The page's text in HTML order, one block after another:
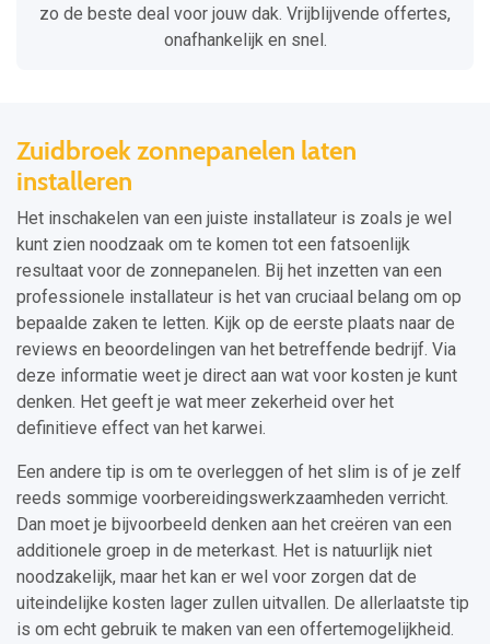
zo de beste deal voor jouw dak. Vrijblijvende offertes,
onafhankelijk en snel.
Zuidbroek zonnepanelen laten
installeren
Het inschakelen van een juiste installateur is zoals je wel
kunt zien noodzaak om te komen tot een fatsoenlijk
resultaat voor de zonnepanelen. Bij het inzetten van een
professionele installateur is het van cruciaal belang om op
bepaalde zaken te letten. Kijk op de eerste plaats naar de
reviews en beoordelingen van het betreffende bedrijf. Via
deze informatie weet je direct aan wat voor kosten je kunt
denken. Het geeft je wat meer zekerheid over het
definitieve effect van het karwei.
Een andere tip is om te overleggen of het slim is of je zelf
reeds sommige voorbereidingswerkzaamheden verricht.
Dan moet je bijvoorbeeld denken aan het creëren van een
additionele groep in de meterkast. Het is natuurlijk niet
noodzakelijk, maar het kan er wel voor zorgen dat de
uiteindelijke kosten lager zullen uitvallen. De allerlaatste tip
is om echt gebruik te maken van een offertemogelijkheid.